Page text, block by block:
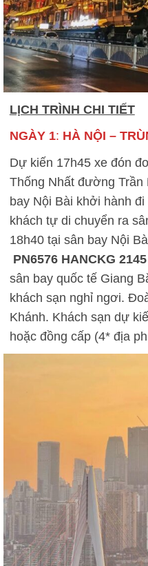
LỊCH TRÌNH CHI TIẾT
NGÀY 1: HÀ NỘI –
Dự kiến 17h45 xe đón
Thống Nhất đường Trần
bay Nội Bài khởi hành đi
khách tự di chuyển ra
18h40 tại sân bay Nội
PN6576 HANCKG
sân bay quốc tế Giang
khách sạn nghỉ ngơi.
Khánh. Khách sạn dự
hoặc đồng cấp (4* địa